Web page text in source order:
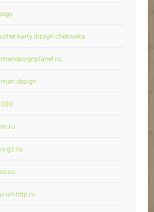
karty dizayn cheloveka
design
url-http.ru